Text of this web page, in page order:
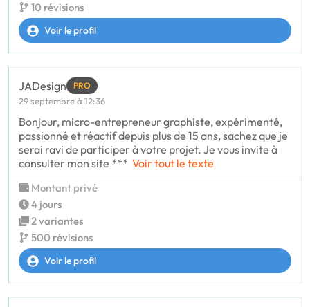
10 révisions
Voir le profil
JADesign PRO
29 septembre à 12:36
Bonjour, micro-entrepreneur graphiste, expérimenté,
passionné et réactif depuis plus de 15 ans, sachez que je
serai ravi de participer à votre projet. Je vous invite à
consulter mon site *** Voir tout le texte
Montant privé
4 jours
2 variantes
500 révisions
Voir le profil